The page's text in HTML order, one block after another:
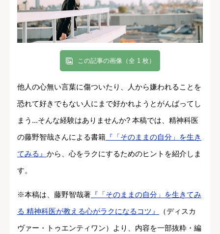
この記事の画像（全 1 枚）
他人の心無い言葉に傷ついたり、人から嫌われることを
恐れて好きでもない人にまで好かれようとがんばってし
まう...そんな経験はありませんか? 本稿では、精神科医
の藤野智哉さんによる書籍 『「そのままの自分」を生き
てみる』 から、心をラクにするためのヒントを紹介しま
す。
※本稿は、藤野智哉著 『「そのままの自分」を生きてみ
る 精神科医が教える心がラクになるコツ』
（ディスカ
ヴァー・トゥエンティワン）より、内容を一部抜粋・編